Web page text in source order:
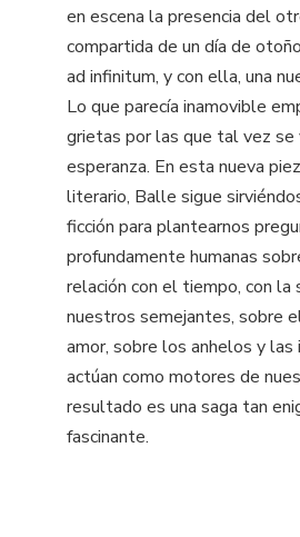
en escena la presencia del
compartida de un día de
ad infinitum, y con ella, una
Lo que parecía inamovible
grietas por las que tal vez se
esperanza. En esta nueva
literario, Balle sigue
ficción para plantearnos
profundamente humanas
relación con el tiempo, con la
nuestros semejantes, sobre
amor, sobre los anhelos y las
actúan como motores de
resultado es una saga tan
fascinante.